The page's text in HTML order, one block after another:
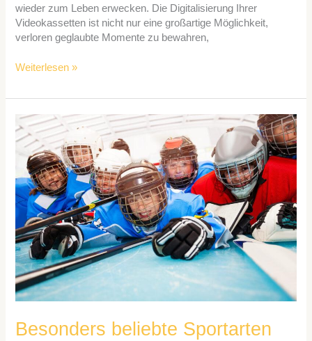
wieder zum Leben erwecken. Die Digitalisierung Ihrer
Videokassetten ist nicht nur eine großartige Möglichkeit,
verloren geglaubte Momente zu bewahren,
Weiterlesen »
Besonders beliebte Sportarten
Besonders
beliebte
Sportarten
bei
Kindern
und
Jugendlichen